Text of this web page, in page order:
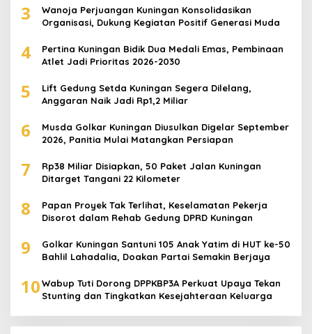
3
Wanoja Perjuangan Kuningan Konsolidasikan
Organisasi, Dukung Kegiatan Positif Generasi Muda
4
Pertina Kuningan Bidik Dua Medali Emas, Pembinaan
Atlet Jadi Prioritas 2026-2030
5
Lift Gedung Setda Kuningan Segera Dilelang,
Anggaran Naik Jadi Rp1,2 Miliar
6
Musda Golkar Kuningan Diusulkan Digelar September
2026, Panitia Mulai Matangkan Persiapan
7
Rp38 Miliar Disiapkan, 50 Paket Jalan Kuningan
Ditarget Tangani 22 Kilometer
8
Papan Proyek Tak Terlihat, Keselamatan Pekerja
Disorot dalam Rehab Gedung DPRD Kuningan
9
Golkar Kuningan Santuni 105 Anak Yatim di HUT ke-50
Bahlil Lahadalia, Doakan Partai Semakin Berjaya
10Wabup Tuti Dorong DPPKBP3A Perkuat Upaya Tekan
Stunting dan Tingkatkan Kesejahteraan Keluarga